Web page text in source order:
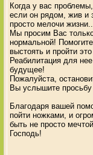
Когда у вас
если он рядом, жив и
просто мелочи жизни...
Мы просим Вас
нормальной!
выстоять и пройти
Реабилитация для
будущее!
Пожалуйста,
Вы услышите просьбу
Благодаря вашей
пойти ножками, и
быть не просто
Господь!